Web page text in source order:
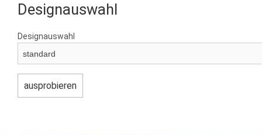
Designauswahl
Designauswahl